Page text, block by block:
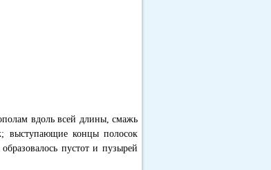
вдоль всей длины, смажь
выступающие концы полосок
пустот и пузырей